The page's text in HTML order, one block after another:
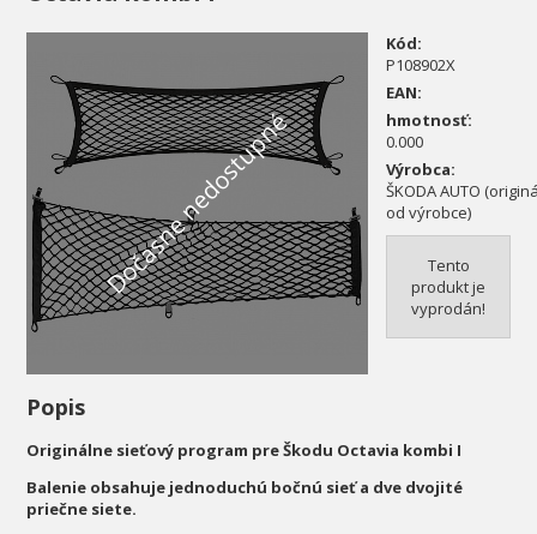
Dočasne nedostupné
Kód:
P108902X
EAN:
hmotnosť:
0.000
Výrobca:
ŠKODA AUTO
od výrobce)
Tento
produkt je
vyprodán!
Popis
Originálne sieťový program pre Škodu Octavia kombi I
Balenie obsahuje jednoduchú bočnú sieť a dve dvojité
priečne siete.